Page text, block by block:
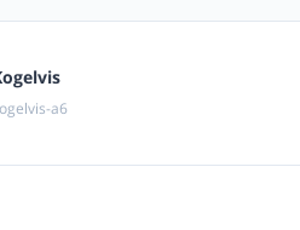
a6